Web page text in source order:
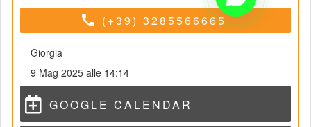
call (+39) 3285566665
Giorgia
9 Mag 2025 alle 14:14
GOOGLE CALENDAR